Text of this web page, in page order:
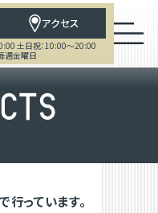
アクセス
土日祝：10:00～20:00
週金曜日
TS
っています。